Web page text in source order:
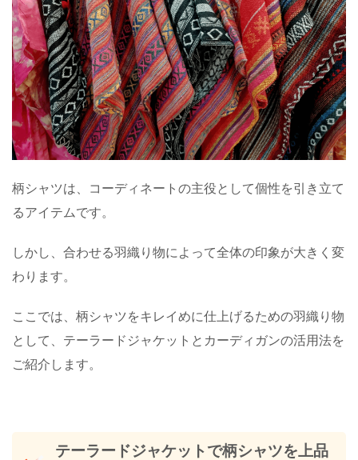
柄シャツは、コーディネートの主役として個性を引き立て
るアイテムです。
しかし、合わせる羽織り物によって全体の印象が大きく変
わります。
ここでは、柄シャツをキレイめに仕上げるための羽織り物
として、テーラードジャケットとカーディガンの活用法を
ご紹介します。
テーラードジャケットで柄シャツを上品